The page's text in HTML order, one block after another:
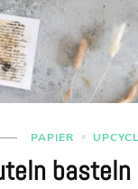
PAPIER
basteln